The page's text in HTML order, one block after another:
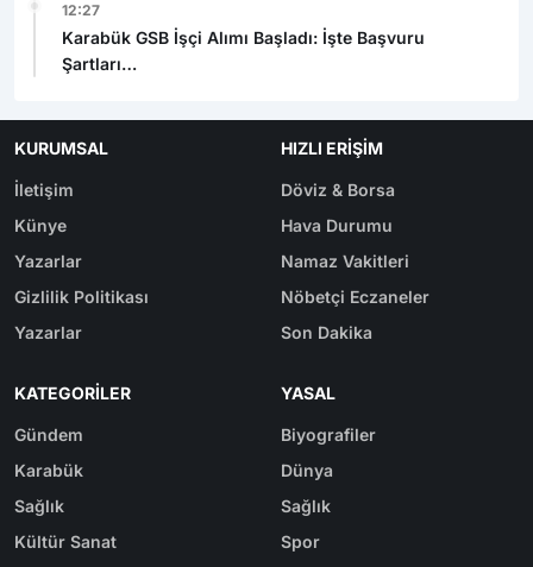
12:27
Karabük GSB İşçi Alımı Başladı: İşte Başvuru
Şartları
KURUMSAL
İletişim
Künye
Yazarlar
Gizlilik Politikası
Yazarlar
HIZLI ERIŞIM
Döviz & Borsa
Hava Durumu
Namaz Vakitleri
Nöbetçi Eczaneler
Son Dakika
KATEGORILER
Gündem
Karabük
Sağlık
Kültür Sanat
YASAL
Biyografiler
Dünya
Sağlık
Spor